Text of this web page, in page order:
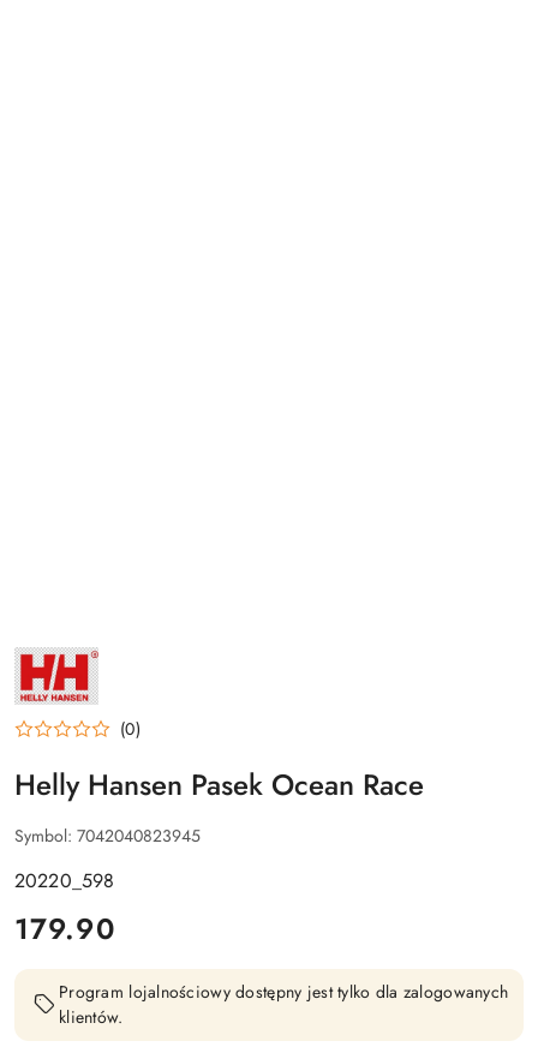
NAZWA
PRODUCENTA:
HELLY
HANSEN
(0)
Helly Hansen Pasek Ocean Race
Symbol: 7042040823945
20220_598
cena:
179.90
Program lojalnościowy dostępny jest tylko dla zalogowanych
klientów.